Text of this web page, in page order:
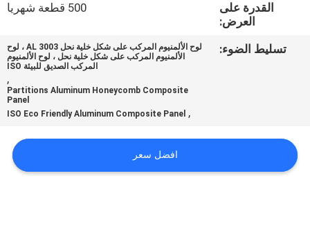
سياسة
القدرة على
العرض:
500 قطعة شهريا
تسليط الضوء:
لوح الألمنيوم المركب على شكل خلية نحل AL 3003 ، لوح
الألمنيوم المركب على شكل خلية نحل ، لوح الألمنيوم
المركب الصديق للبيئة ISO
,
Partitions Aluminum Honeycomb Composite
Panel
,
ISO Eco Friendly Aluminum Composite Panel
افضل سعر